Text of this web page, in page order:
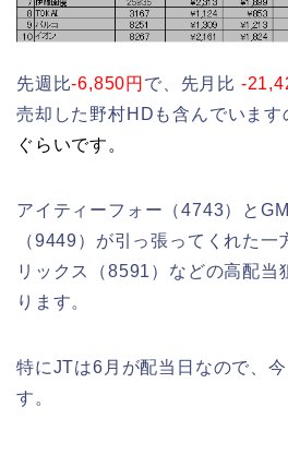
先週比-6,850円 で、先月比 -
売却した野村HDも含んでいます
ぐらいです。
アイティーフォー（4743）と
（9449）が引っ張ってくれた
リックス（8591）などの高配当
ります。
特にJTは6月が配当日なので、
す。